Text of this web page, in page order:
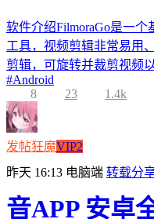
软件介绍FilmoraGo是一
工具，视频剪辑非常易用
剪辑，可旋转并裁剪视频
#Android
8
23 1.4k
发帖狂魔VIP2
昨天 16:13 电脑端 转载分
音APP 安卓